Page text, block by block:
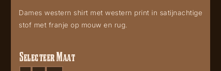
Dames western shirt met western print in satijnachtige
stof met franje op mouw en rug.
Selecteer Maat